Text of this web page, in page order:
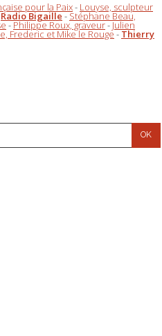
pour la Paix- Louyse, sculpteur
Radio Bigaille-Stéphane Beau,
-Philippe Roux, graveur-Julien
Frederic et Mike le Rouge-Thierry